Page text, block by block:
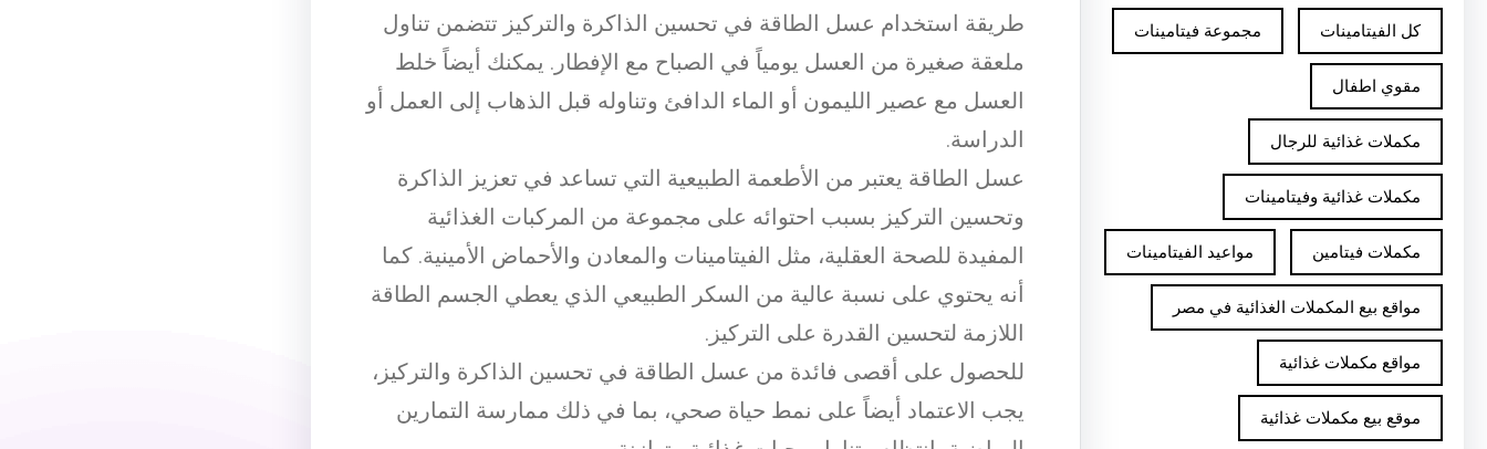
كل الفيتامينات مجموعة فيتامينات
مقوي اطفال
مكملات غذائية للرجال
مكملات غذائية وفيتامينات
مكملات فيتامين مواعيد الفيتامينات
مواقع بيع المكملات الغذائية في مصر
مواقع مكملات غذائية
موقع بيع مكملات غذائية
طريقة استخدام عسل الطاقة في تحسين الذاكرة والتركيز تتضمن تناول
ملعقة صغيرة من العسل يومياً في الصباح مع الإفطار. يمكنك أيضاً خلط
العسل مع عصير الليمون أو الماء الدافئ وتناوله قبل الذهاب إلى العمل أو
الدراسة.
عسل الطاقة يعتبر من الأطعمة الطبيعية التي تساعد في تعزيز الذاكرة
وتحسين التركيز بسبب احتوائه على مجموعة من المركبات الغذائية
المفيدة للصحة العقلية، مثل الفيتامينات والمعادن والأحماض الأمينية. كما
أنه يحتوي على نسبة عالية من السكر الطبيعي الذي يعطي الجسم الطاقة
اللازمة لتحسين القدرة على التركيز.
للحصول على أقصى فائدة من عسل الطاقة في تحسين الذاكرة والتركيز،
يجب الاعتماد أيضاً على نمط حياة صحي، بما في ذلك ممارسة التمارين